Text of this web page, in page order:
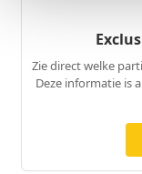
Zie direct welke
Deze informatie is